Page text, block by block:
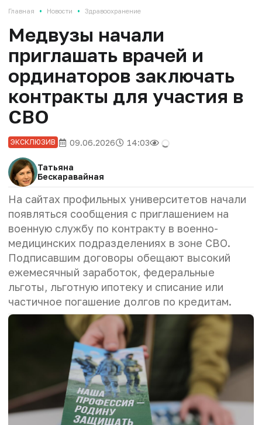
Главная • Новости • Здравоохранение
Медвузы начали
приглашать врачей и
ординаторов заключать
контракты для участия в
СВО
ЭКСКЛЮЗИВ 09.06.2026 14:03
Татьяна
Бескаравайная
На сайтах профильных университетов начали
появляться сообщения с приглашением на
военную службу по контракту в военно-
медицинских подразделениях в зоне СВО.
Подписавшим договоры обещают высокий
ежемесячный заработок, федеральные
льготы, льготную ипотеку и списание или
частичное погашение долгов по кредитам.